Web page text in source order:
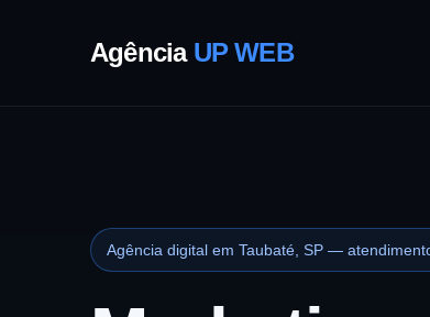
Agência UP WEB
Agência digital em Taubaté, SP —